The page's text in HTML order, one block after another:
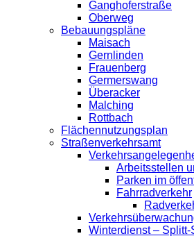
Ganghoferstraße
Oberweg
Bebauungspläne
Maisach
Gernlinden
Frauenberg
Germerswang
Überacker
Malching
Rottbach
Flächennutzungsplan
Straßenverkehrsamt
Arbeitsstellen
Parken im
Fahrradverkehr
Winterdienst – Splitt-